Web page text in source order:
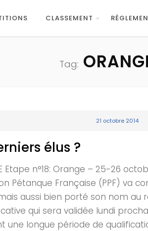
CLASSEMENT
Tag:
21 octobre 2014
élus ?
Etape n°18: Orange – 25-26
Pétanque Française (PPF) va
aussi bien porté son nom
qui sera validée lundi
longue période de